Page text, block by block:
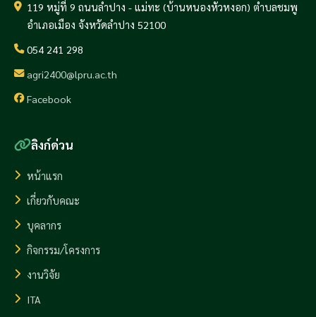
119 หมู่ที่ 9 ถนนลำปาง - แม่ทะ (บ้านหนองหัวหงอก) ตำบลชมพู
อำเภอเมือง จังหวัดลำปาง 52100
054 241 298
agri2400@lpru.ac.th
Facebook
ลิงก์ด่วน
หน้าแรก
เกี่ยวกับคณะ
บุคลากร
กิจกรรม/โครงการ
งานวิจัย
ITA